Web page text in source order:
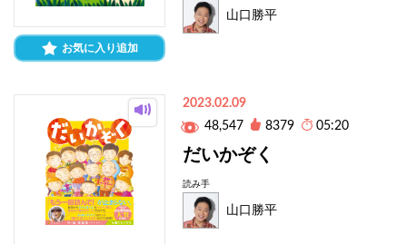
お気に入り追加
山口勝平
2023.02.09
48,547
8379 05:20
だいかぞく
読み手
山口勝平